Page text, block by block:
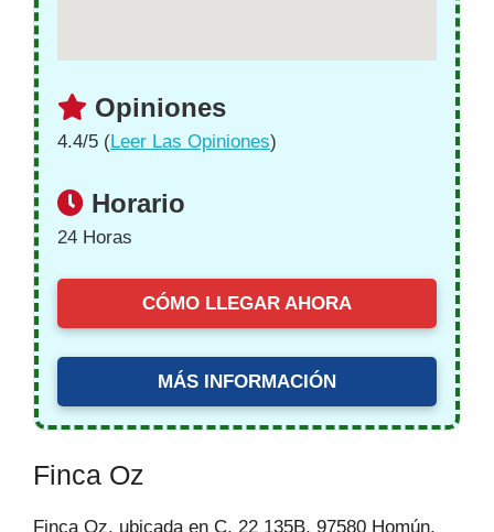
Opiniones
4.4/5 (Leer Las Opiniones)
Horario
24 Horas
CÓMO LLEGAR AHORA
MÁS INFORMACIÓN
Finca Oz
Finca Oz, ubicada en C. 22 135B, 97580 Homún,